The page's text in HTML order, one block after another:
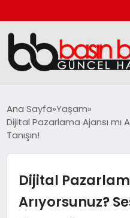
GÜNCEL
MAGAZIN
Ana Sayfa Yaşam
Dijital Pazarlama Ajansı mı
Tanışın!
Dijital
Arıyorsunuz?